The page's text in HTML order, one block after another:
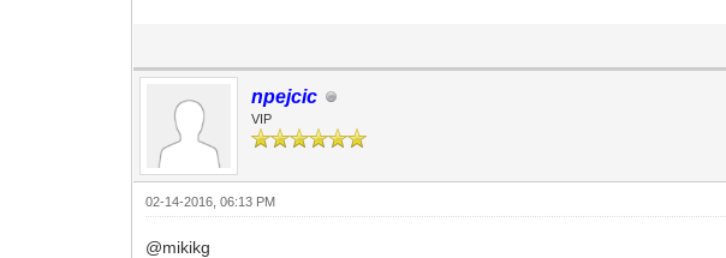
npejcic
VIP
02-14-2016, 06:13 PM
@mikikg